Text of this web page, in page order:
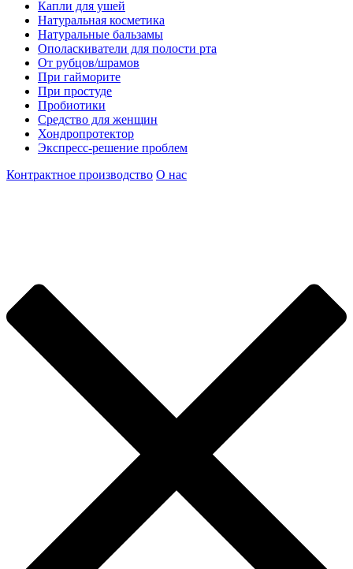
Капли для ушей
Натуральная косметика
Натуральные бальзамы
Ополаскиватели для полости рта
От рубцов/шрамов
При гайморите
При простуде
Пробиотики
Средство для женщин
Хондропротектор
Экспресс-решение проблем
Контрактное производство О нас